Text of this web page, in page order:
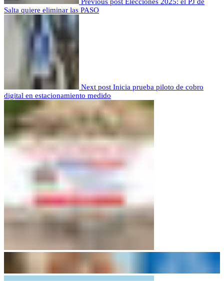
Previous post Elecciones 2025: el PJ de
Salta quiere eliminar las PASO
Next post Inicia prueba piloto de cobro
digital en estacionamiento medido